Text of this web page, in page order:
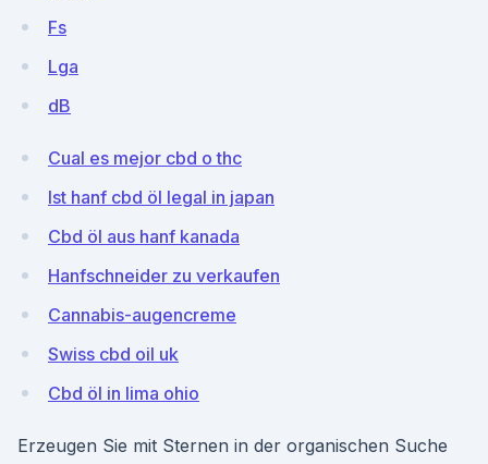
Fs
Lga
dB
Cual es mejor cbd o thc
Ist hanf cbd öl legal in japan
Cbd öl aus hanf kanada
Hanfschneider zu verkaufen
Cannabis-augencreme
Swiss cbd oil uk
Cbd öl in lima ohio
Erzeugen Sie mit Sternen in der organischen Suche